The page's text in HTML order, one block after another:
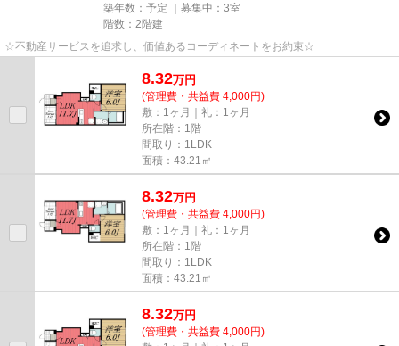
築年数：予定 ｜募集中： 3室
階数：2階建
☆不動産サービスを追求し、価値あるコーディネートをお約束☆
8.32万円
(管理費・共益費 4,000円)
敷：1ヶ月｜礼：1ヶ月
所在階：1階
間取り：1LDK
面積：43.21㎡
8.32万円
(管理費・共益費 4,000円)
敷：1ヶ月｜礼：1ヶ月
所在階：1階
間取り：1LDK
面積：43.21㎡
8.32万円
(管理費・共益費 4,000円)